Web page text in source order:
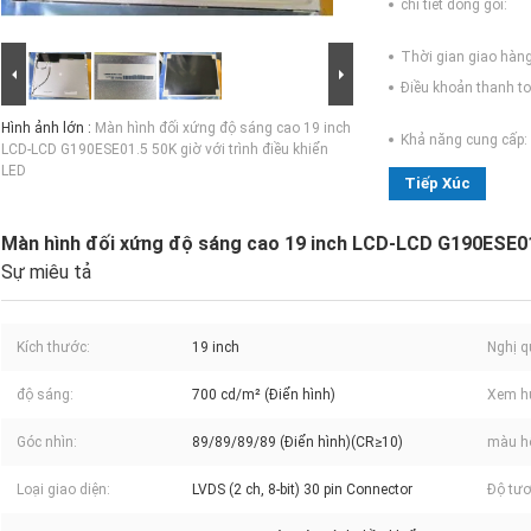
Hình ảnh lớn : Màn hình đối xứng độ sáng cao 19 inch
LCD-LCD G190ESE01.5 50K giờ với trình điều khiển
LED
chi tiết đóng gói:
Thời gian giao
Điều khoản thanh
Khả năng cung cấp:
Tiếp Xúc
Màn hình đối xứng độ sáng cao 19 inch LCD-LCD
Sự miêu tả
Kích thước: 19 inch Nghị
độ sáng: 700 cd/m² (Điển hình) Xem
Góc nhìn: 89/89/89/89 (Điển hình)(CR≥10) màu
Loại giao diện: LVDS (2 ch, 8-bit) 30 pin Connector Độ